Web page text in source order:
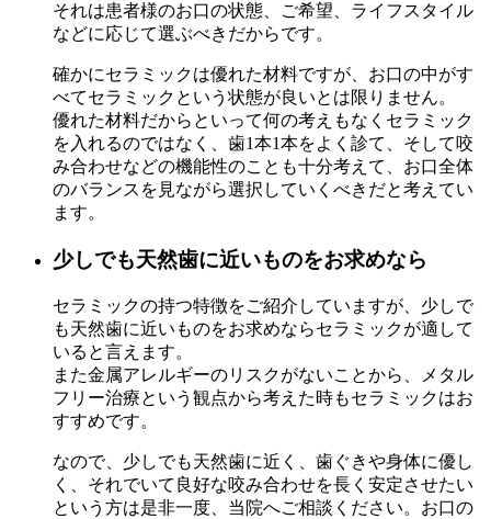
それは患者様のお口の状態、ご希望、ライフスタイル
などに応じて選ぶべきだからです。
確かにセラミックは優れた材料ですが、お口の中がす
べてセラミックという状態が良いとは限りません。
優れた材料だからといって何の考えもなくセラミック
を入れるのではなく、歯1本1本をよく診て、そして咬
み合わせなどの機能性のことも十分考えて、お口全体
のバランスを見ながら選択していくべきだと考えてい
ます。
少しでも天然歯に近いものをお求めなら
セラミックの持つ特徴をご紹介していますが、少しで
も天然歯に近いものをお求めならセラミックが適して
いると言えます。
また金属アレルギーのリスクがないことから、メタル
フリー治療という観点から考えた時もセラミックはお
すすめです。
なので、少しでも天然歯に近く、歯ぐきや身体に優し
く、それでいて良好な咬み合わせを⻑く安定させたい
という方は是非一度、当院へご相談ください。お口の